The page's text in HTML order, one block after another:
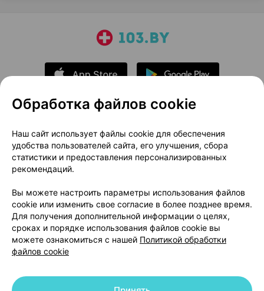
О проекте
Новости проекта
Размещение рекламы
Медицинский маркетинг
Публичный договор
Доставка
Способы оплаты
Вакансии
Партнеры
Написать руководителю 103.by
Написать в поддержку
Персональные настройки Cookie
Обработка файлов cookie
Наш сайт использует файлы cookie для обеспечения
удобства пользователей сайта, его улучшения, сбора
статистики и предоставления персонализированных
рекомендаций.
Вы можете настроить параметры использования файлов
cookie или изменить свое согласие в более позднее время.
Для получения дополнительной информации о целях,
сроках и порядке использования файлов cookie вы
можете ознакомиться с нашей Политикой обработки
файлов cookie